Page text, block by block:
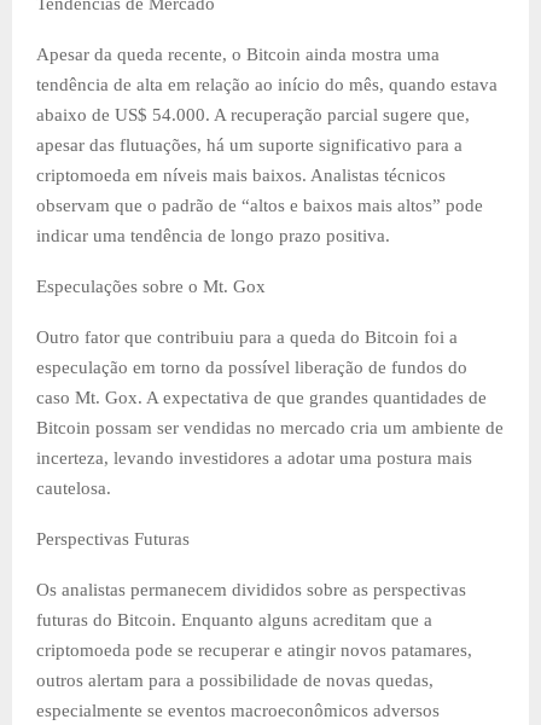
Apesar da queda recente, o Bitcoin ainda mostra uma
tendência de alta em relação ao início do mês, quando estava
abaixo de US$ 54.000. A recuperação parcial sugere que,
apesar das flutuações, há um suporte significativo para a
criptomoeda em níveis mais baixos. Analistas técnicos
observam que o padrão de “altos e baixos mais altos” pode
indicar uma tendência de longo prazo positiva.
Especulações sobre o Mt. Gox
Outro fator que contribuiu para a queda do Bitcoin foi a
especulação em torno da possível liberação de fundos do
caso Mt. Gox. A expectativa de que grandes quantidades de
Bitcoin possam ser vendidas no mercado cria um ambiente de
incerteza, levando investidores a adotar uma postura mais
cautelosa.
Perspectivas Futuras
Os analistas permanecem divididos sobre as perspectivas
futuras do Bitcoin. Enquanto alguns acreditam que a
criptomoeda pode se recuperar e atingir novos patamares,
outros alertam para a possibilidade de novas quedas,
especialmente se eventos macroeconômicos adversos